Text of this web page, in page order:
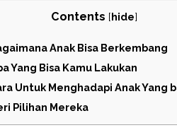
Contents [hide]
Anak Bisa Berkembang
Yang Bisa Kamu Lakukan
Untuk Menghadapi Anak Yang
Pilihan Mereka